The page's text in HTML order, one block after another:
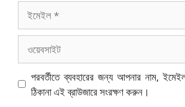
ইমেইল
পরবর্তীতে ব্যবহারের জন্য আপনার নাম,
ঠিকানা এই ব্রাউজারে সংরক্ষণ করুন।